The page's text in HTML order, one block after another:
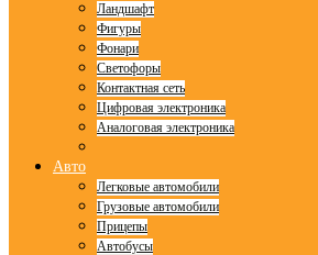
Ландшафт
Фигуры
Фонари
Светофоры
Контактная сеть
Цифровая электроника
Аналоговая электроника
Авто
Легковые автомобили
Грузовые автомобили
Прицепы
Автобусы